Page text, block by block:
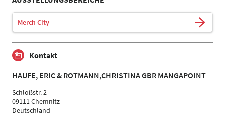
Merch City
Kontakt
HAUFE, ERIC & ROTMANN,CHRISTINA GBR MANGAPOINT
Schloßstr. 2
09111 Chemnitz
Deutschland